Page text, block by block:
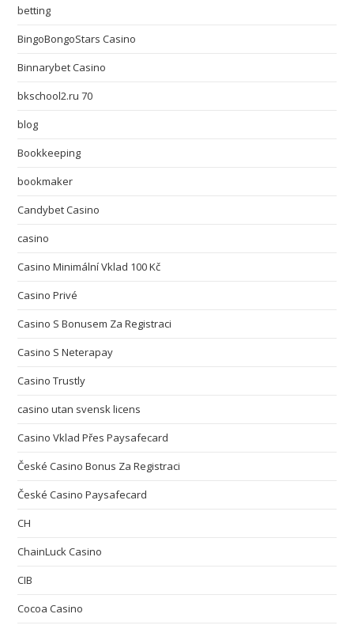
betting
BingoBongoStars Casino
Binnarybet Casino
bkschool2.ru 70
blog
Bookkeeping
bookmaker
Candybet Casino
casino
Casino Minimální Vklad 100 Kč
Casino Privé
Casino S Bonusem Za Registraci
Casino S Neterapay
Casino Trustly
casino utan svensk licens
Casino Vklad Přes Paysafecard
České Casino Bonus Za Registraci
České Casino Paysafecard
CH
ChainLuck Casino
CIB
Cocoa Casino